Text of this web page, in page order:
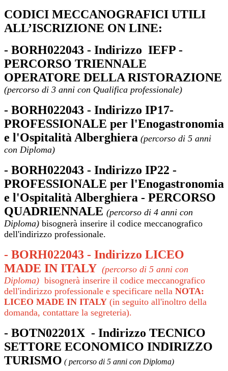
CODICI MECCANOGRAFICI UTILI
ALL’ISCRIZIONE ON LINE:
- BORH022043 - Indirizzo IEFP -
PERCORSO TRIENNALE
OPERATORE DELLA RISTORAZIONE
(percorso di 3 anni con Qualifica professionale)
- BORH022043 - Indirizzo IP17-
PROFESSIONALE per l'Enogastronomia
e l'Ospitalità Alberghiera (percorso di 5 anni
con Diploma)
- BORH022043 - Indirizzo IP22 -
PROFESSIONALE per l'Enogastronomia
e l'Ospitalità Alberghiera - PERCORSO
QUADRIENNALE (percorso di 4 anni con
Diploma) bisognerà inserire il codice meccanografico
dell'indirizzo professionale.
- BORH022043 - Indirizzo LICEO
MADE IN ITALY (percorso di 5 anni con
Diploma) bisognerà inserire il codice meccanografico
dell'indirizzo professionale e specificare nella NOTA:
LICEO MADE IN ITALY (in seguito all'inoltro della
domanda, contattare la segreteria).
- BOTN02201X - Indirizzo TECNICO
SETTORE ECONOMICO INDIRIZZO
TURISMO ( percorso di 5 anni con Diploma)